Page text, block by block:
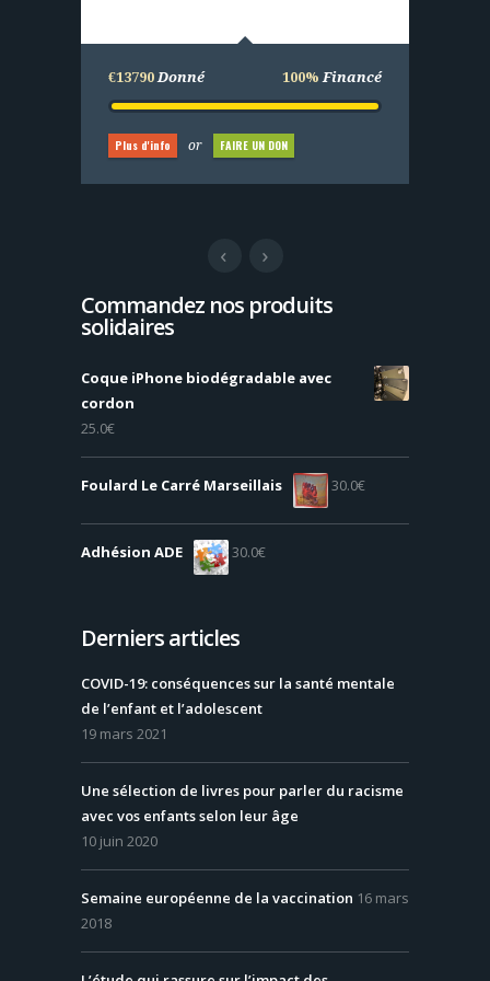
€13790Donné 100% Financé
Plus d'info or FAIRE UN DON
€25000Donné 100%Financé
Commandez nos produits
solidaires
Coque iPhone biodégradable avec
cordon
25.0€
Foulard Le Carré Marseillais 30.0€
Adhésion ADE 30.0€
Derniers articles
COVID-19: conséquences sur la santé mentale
de l’enfant et l’adolescent
19 mars 2021
Une sélection de livres pour parler du racisme
avec vos enfants selon leur âge
10 juin 2020
Semaine européenne de la vaccination 16 mars
2018